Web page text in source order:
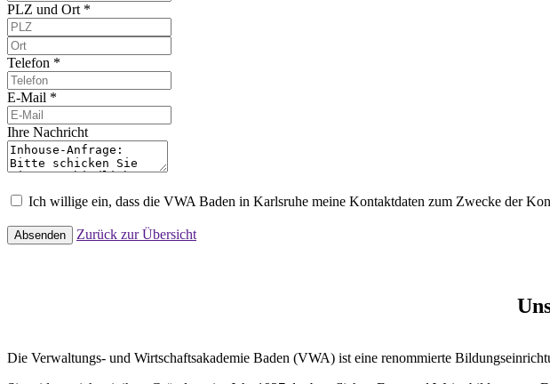
PLZ und Ort *
Telefon *
E-Mail *
Ihre Nachricht
Ich willige ein, dass die VWA Baden in Karlsruhe meine Kontaktdaten zum Zwecke der
Absenden Zurück zur Übersicht
Die Verwaltungs- und Wirtschaftsakademie Baden (VWA) ist eine renommierte